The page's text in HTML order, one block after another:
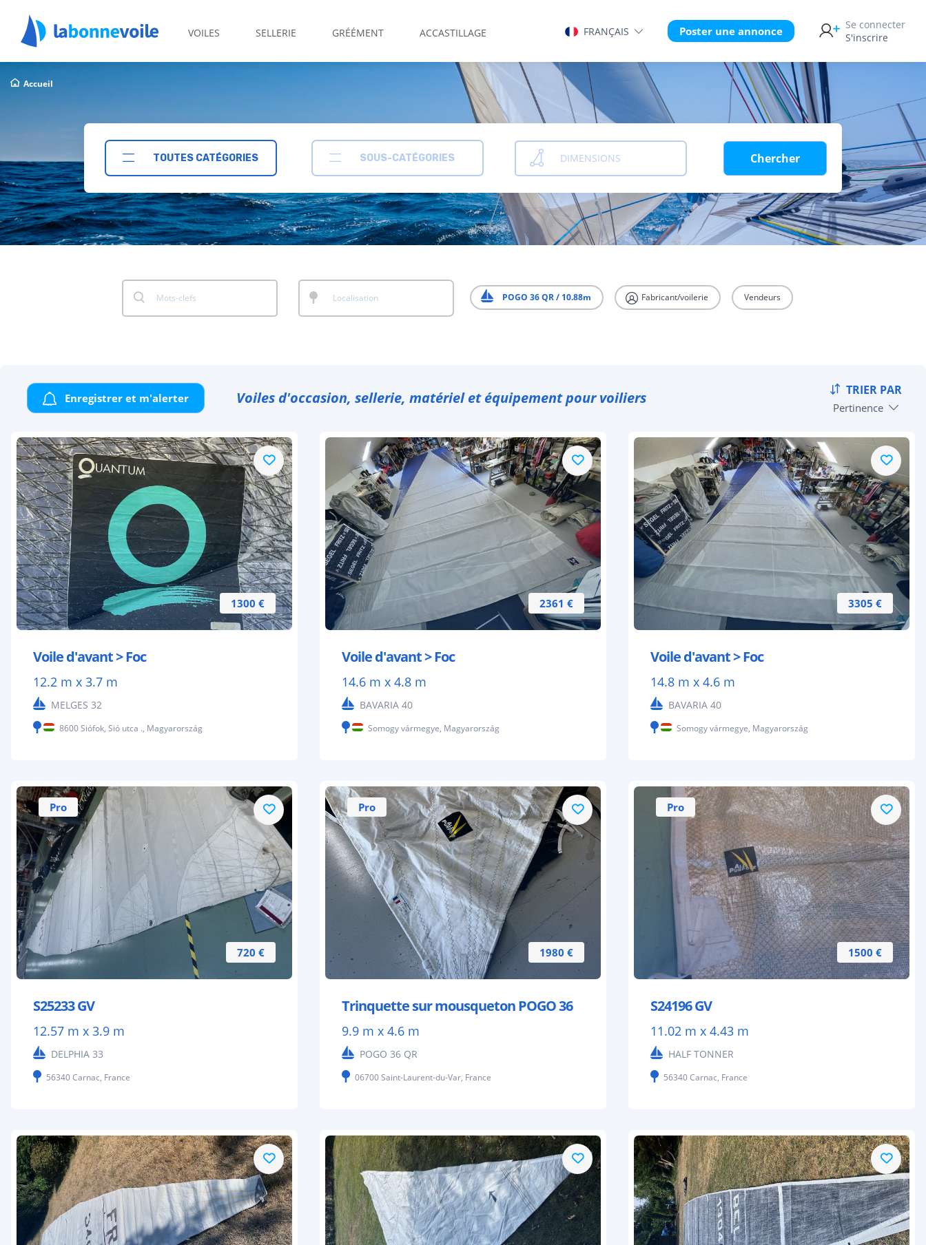
VOILES SELLERIE GRÉÉMENT ACCASTILLAGE FRANÇAIS Poster une annonce
Se connecter
S'inscrire
Accueil
TOUTES CATÉGORIES SOUS-CATÉGORIES DIMENSIONS Chercher
POGO 36 QR / 10.88m Fabricant/voilerie Vendeurs
Voiles d'occasion, sellerie, matériel et équipement pour voiliers
Enregistrer et m'alerter
TRIER PAR
Pertinence
1300 €
Voile d'avant > Foc
12.2 m x 3.7 m
MELGES 32
8600 Siófok, Sió utca ., Magyarország
2361 €
Voile d'avant > Foc
14.6 m x 4.8 m
BAVARIA 40
Somogy vármegye, Magyarország
3305 €
Voile d'avant > Foc
14.8 m x 4.6 m
BAVARIA 40
Somogy vármegye, Magyarország
720 €
Pro
S25233 GV
12.57 m x 3.9 m
DELPHIA 33
56340 Carnac, France
1980 €
Pro
Trinquette sur mousqueton POGO 36
9.9 m x 4.6 m
POGO 36 QR
06700 Saint-Laurent-du-Var, France
1500 €
Pro
S24196 GV
11.02 m x 4.43 m
HALF TONNER
56340 Carnac, France